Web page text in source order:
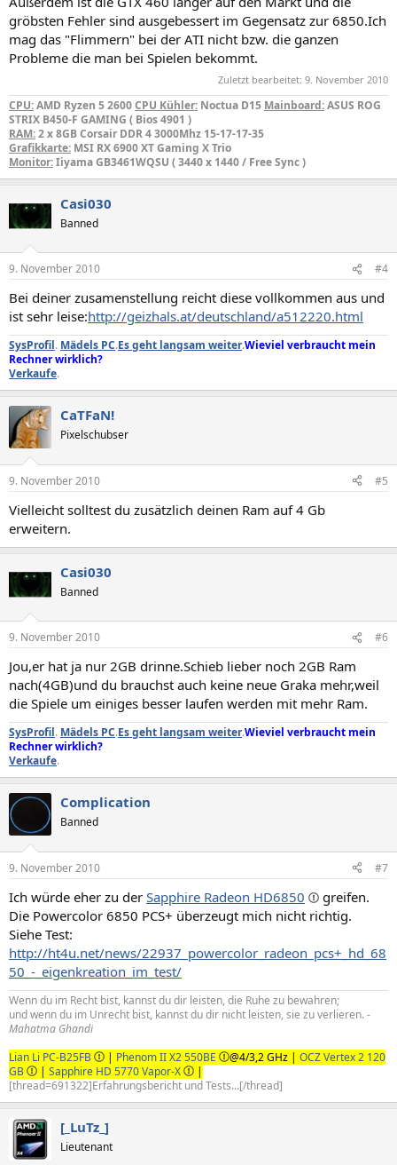
gröbsten Fehler sind ausgebessert im Gegensatz zur 6850.Ich
mag das "Flimmern" bei der ATI nicht bzw. die ganzen
Probleme die man bei Spielen bekommt.
Zuletzt bearbeitet: 9. November 2010
CPU:AMD Ryzen 5 2600CPU Kühler: Noctua D15 Mainboard:ASUS ROG
STRIX B450-F GAMING ( Bios 4901 )
RAM:2 x 8GB Corsair DDR 4 3000Mhz 15-17-17-35
Grafikkarte: MSI RX 6900 XT Gaming X Trio
Monitor:Iiyama GB3461WQSU ( 3440 x 1440 / Free Sync )
Casi030
Banned
9. November 2010 #4
Bei deiner zusamenstellung reicht diese vollkommen aus und
ist sehr leise:http://geizhals.at/deutschland/a512220.html
SysProfil. Mädels PC.Es geht langsam weiter.Wieviel verbraucht mein
Rechner wirklich?
Verkaufe.
CaTFaN!
Pixelschubser
9. November 2010 #5
Vielleicht solltest du zusätzlich deinen Ram auf 4 Gb
erweitern.
Casi030
Banned
9. November 2010 #6
Jou,er hat ja nur 2GB drinne.Schieb lieber noch 2GB Ram
nach(4GB)und du brauchst auch keine neue Graka mehr,weil
die Spiele um einiges besser laufen werden mit mehr Ram.
SysProfil. Mädels PC.Es geht langsam weiter.Wieviel verbraucht mein
Rechner wirklich?
Verkaufe.
Complication
Banned
9. November 2010 #7
Ich würde eher zu der Sapphire Radeon HD6850
greifen.
Die Powercolor 6850 PCS+ überzeugt mich nicht richtig.
Siehe Test:
http://ht4u.net/news/22937_powercolor_radeon_pcs+_hd_68
50_-_eigenkreation_im_test/
Wenn du im Recht bist, kannst du dir leisten, die Ruhe zu bewahren;
und wenn du im Unrecht bist, kannst du dir nicht leisten, sie zu verlieren. -
Mahatma Ghandi
Lian Li PC-B25FB
| Phenom II X2 550BE @4/3,2 GHz | OCZ Vertex 2 120
GB
| Sapphire HD 5770 Vapor-X
|
[thread=691322]Erfahrungsbericht und Tests...[/thread]
[_LuTz_]
Lieutenant